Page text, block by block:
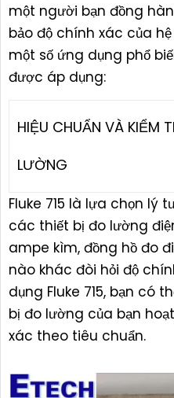
một người bạn đồng
bảo độ chính xác của
một số ứng dụng phổ
được áp dụng:
HIỆU CHUẨN VÀ KIỂM
LƯỜNG
Fluke 715 là lựa chọn lý
các thiết bị đo lường
ampe kìm, đồng hồ đo
nào khác đòi hỏi độ
dụng Fluke 715, bạn có
bị đo lường của bạn
xác theo tiêu chuẩn.